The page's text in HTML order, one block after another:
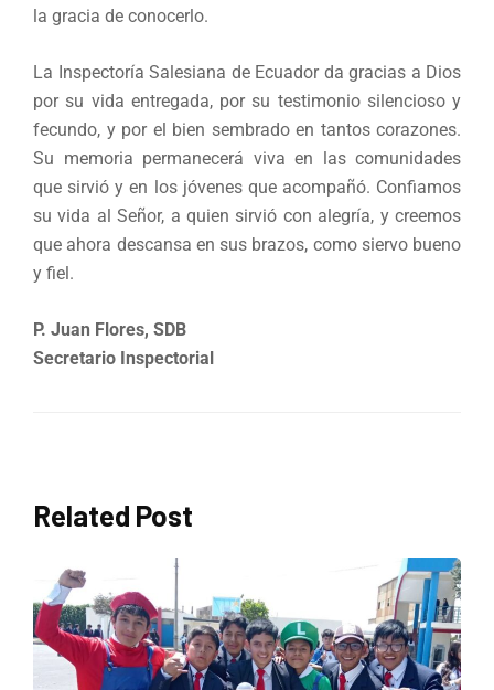
la gracia de conocerlo.
La Inspectoría Salesiana de Ecuador da gracias a Dios
por su vida entregada, por su testimonio silencioso y
fecundo, y por el bien sembrado en tantos corazones.
Su memoria permanecerá viva en las comunidades
que sirvió y en los jóvenes que acompañó. Confiamos
su vida al Señor, a quien sirvió con alegría, y creemos
que ahora descansa en sus brazos, como siervo bueno
y fiel.
P. Juan Flores, SDB
Secretario Inspectorial
Related Post